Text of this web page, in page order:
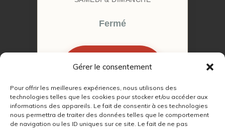
Gérer le consentement
Pour offrir les meilleures expériences, nous utilisons des
technologies telles que les cookies pour stocker et/ou accéder aux
informations des appareils. Le fait de consentir à ces technologies
nous permettra de traiter des données telles que le comportement
de navigation ou les ID uniques sur ce site. Le fait de ne pas
Fermé
RENDEZ-VOUS